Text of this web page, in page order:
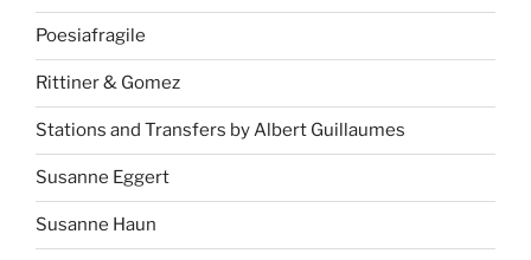
Poesiafragile
Rittiner & Gomez
Stations and Transfers by Albert Guillaumes
Susanne Eggert
Susanne Haun